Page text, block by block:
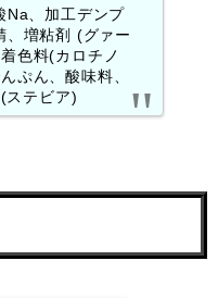
Na、加工デンプ
、増粘剤 (グァー
色料(カロチノ
ぷん、酸味料、
ステビア)